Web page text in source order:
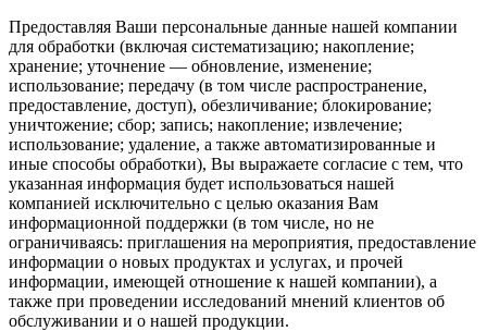
Предоставляя Ваши персональные данные нашей компании
для обработки (включая систематизацию; накопление;
хранение; уточнение — обновление, изменение;
использование; передачу (в том числе распространение,
предоставление, доступ), обезличивание; блокирование;
уничтожение; сбор; запись; накопление; извлечение;
использование; удаление, а также автоматизированные и
иные способы обработки), Вы выражаете согласие с тем, что
указанная информация будет использоваться нашей
компанией исключительно с целью оказания Вам
информационной поддержки (в том числе, но не
ограничиваясь: приглашения на мероприятия, предоставление
информации о новых продуктах и услугах, и прочей
информации, имеющей отношение к нашей компании), а
также при проведении исследований мнений клиентов об
обслуживании и о нашей продукции.